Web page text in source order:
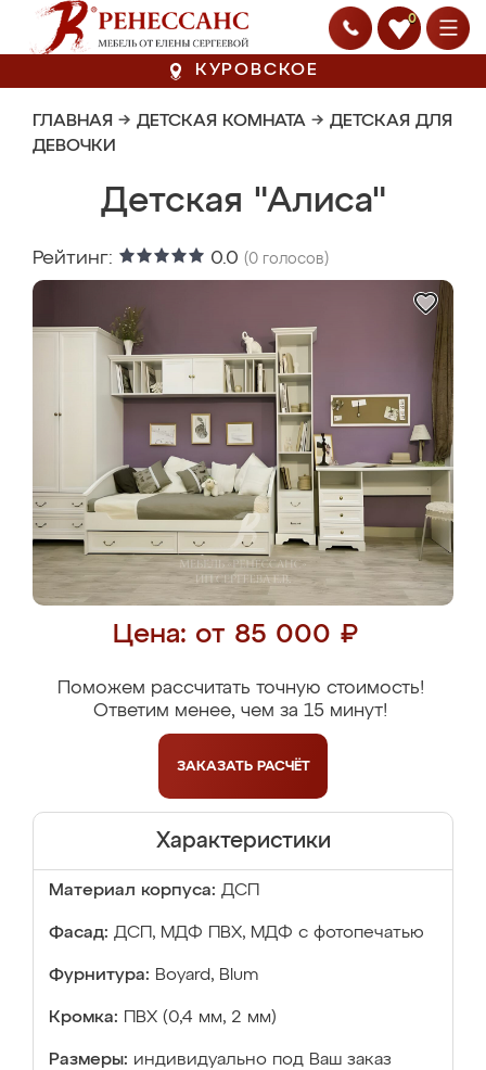
0
КУРОВСКОЕ
ГЛАВНАЯ → ДЕТСКАЯ КОМНАТА → ДЕТСКАЯ ДЛЯ
ДЕВОЧКИ
Детская "Алиса"
Рейтинг: 0.0 (0 голосов)
Цена: от 85 000 ₽
Поможем рассчитать точную стоимость!
Ответим менее, чем за 15 минут!
ЗАКАЗАТЬ РАСЧЁТ
Характеристики
Материал корпуса: ДСП
Фасад: ДСП, МДФ ПВХ, МДФ с фотопечатью
Фурнитура: Boyard, Blum
Кромка: ПВХ (0,4 мм, 2 мм)
Размеры: индивидуально под Ваш заказ